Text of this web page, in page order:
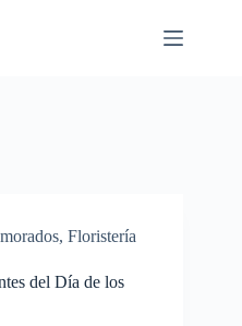
, Floristería
del Día de los